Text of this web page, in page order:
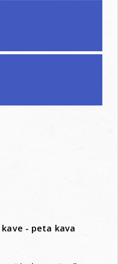
kave - peta kava